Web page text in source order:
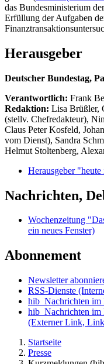
das Bundesministerium
Erfüllung der Aufgaben
Herausgeber
Deutscher Bundestag,
Verantwortlich: Frank
Redaktion: Lisa Brüßler,
(stellv. Chefredakteur),
Claus Peter Kosfeld,
vom Dienst), Sandra
Helmut Stoltenberg,
Herausgeber
Nachrichten,
Wochenzeitung
ein neues Fenster)
Abonnement
Newsletter
RSS-Dienste
hib_Nachrichten
hib_Nachrichten
(Externer Link,
Startseite
Presse